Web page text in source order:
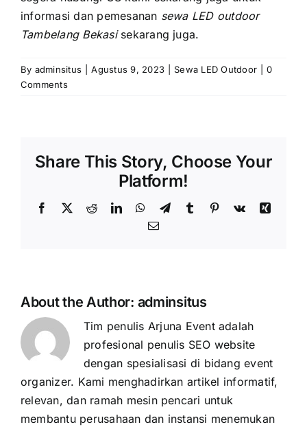
informasi dаn pemesanan sewa LED outdoor
Tambelang Bekasi sekarang juga.
By adminsitus Agustus 9, 2023 Sewa LED Outdoor
0
Comments
Share This Story, Choose Your
Platform!
Facebook
X RedditLinkedInWhatsApp
TelegramTumblr Pinterest
Vk
Xing
Email
About the Author: adminsitus
Tim penulis Arjuna Event adalah
profesional penulis SEO website
dengan spesialisasi di bidang event
organizer. Kami menghadirkan artikel informatif,
relevan, dan ramah mesin pencari untuk
membantu perusahaan dan instansi menemukan